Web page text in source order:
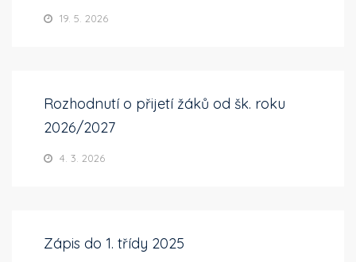
19. 5. 2026
Rozhodnutí o přijetí žáků od šk. roku
2026/2027
4. 3. 2026
Zápis do 1. třídy 2025